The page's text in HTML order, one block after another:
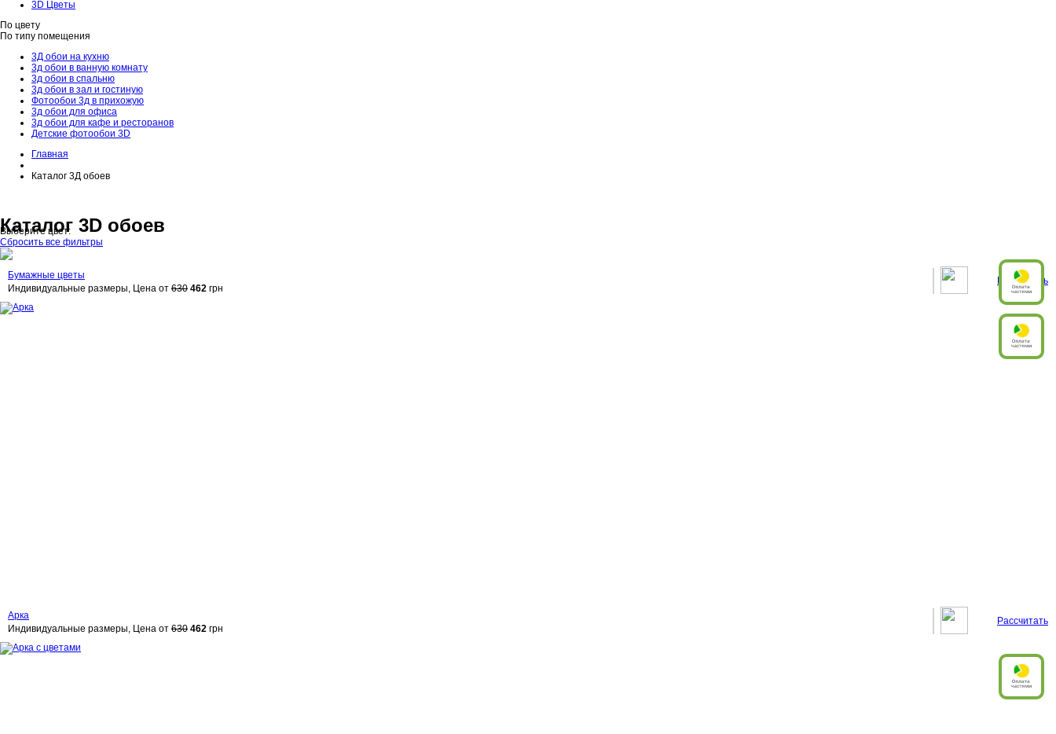
3D Цветы
По цвету
По типу помещения
3Д обои на кухню
3д обои в ванную комнату
3д обои в спальню
3д обои в зал и гостиную
Фотообои 3д в прихожую
3д обои для офиса
3д обои для кафе и ресторанов
Детские фотообои 3D
Главная
Каталог 3Д обоев
Каталог 3D обоев
Выберите цвет:
Сбросить все фильтры
Бумажные цветы
Индивидуальные размеры, Цена от 630 462 грн
Рассчитать
Арка
Индивидуальные размеры, Цена от 630 462 грн
Рассчитать